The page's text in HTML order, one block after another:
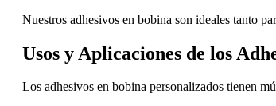
Nuestros adhesivos en bobina son ideales tanto
Usos y Aplicaciones de los
Los adhesivos en bobina personalizados tienen